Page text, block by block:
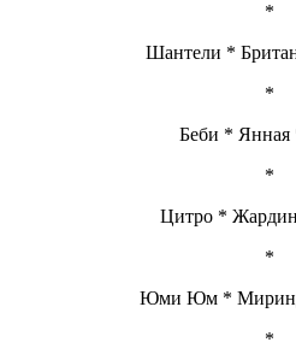
*
Шантели *
*
Беби * Янная
*
Цитро *
*
Юми Юм *
*